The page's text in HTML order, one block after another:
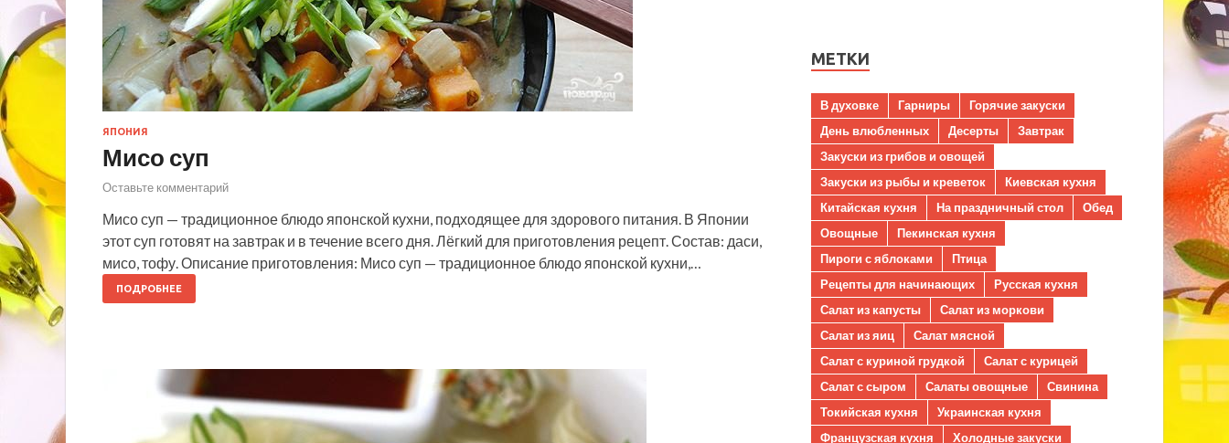
ЯПОНИЯ
Мисо суп
Оставьте комментарий
Мисо суп — традиционное блюдо японской кухни, подходящее для здорового питания. В Японии
этот суп готовят на завтрак и в течение всего дня. Лёгкий для приготовления рецепт. Состав: даси,
мисо, тофу. Описание приготовления: Мисо суп — традиционное блюдо японской кухни,…
ПОДРОБНЕЕ
МЕТКИ
В духовке Гарниры
Горячие закуски
День влюбленных
Десерты
Завтрак
Закуски из грибов и овощей
Закуски из рыбы и креветок
Киевская кухня
Китайская кухня
На праздничный стол
Обед
Овощные
Пекинская кухня
Пироги с яблоками
Птица
Рецепты для начинающих
Русская кухня
Салат из капусты
Салат из моркови
Салат из яиц
Салат мясной
Салат с куриной грудкой
Салат с курицей
Салат с сыром
Салаты овощные
Свинина
Токийская кухня
Украинская кухня
Французская кухня
Холодные закуски